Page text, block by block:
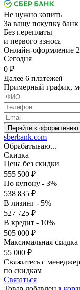
Не нужно копить
За вашу покупку банк
Без переплаты
и первого взноса
Онлайн-оформление
Cегодня
0 ₽
Далее 6 платежей
Примерный график,
sberbank.com
Обрабатываю...
Скидка
Цена без скидки
555 500 ₽
По купону - 3%
538 835 ₽
В лизинг - 5%
527 725 ₽
В кредит - 10%
505 000 ₽
Максимальная скидка
55 000 ₽
Свяжитесь с
по скидкам
Связаться
Товар добавлен в